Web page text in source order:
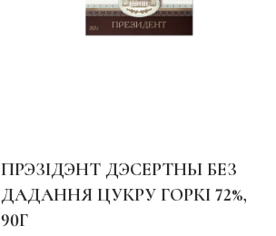
ПРЭЗІДЭНТ ДЭСЕРТНЫ БЕЗ
ДАДАННЯ ЦУКРУ ГОРКІ 72%,
90Г